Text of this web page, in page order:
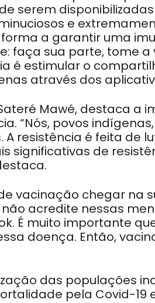
serem
e
a garantir uma
faça sua parte, tome a
é estimular o
através dos
Mawé, destaca a
“Nós, povos
A resistência é feita de
significativas de
vacinação chegar na
acredite nessas
É muito importante
doença. Então,
das populações
pela Covid-19